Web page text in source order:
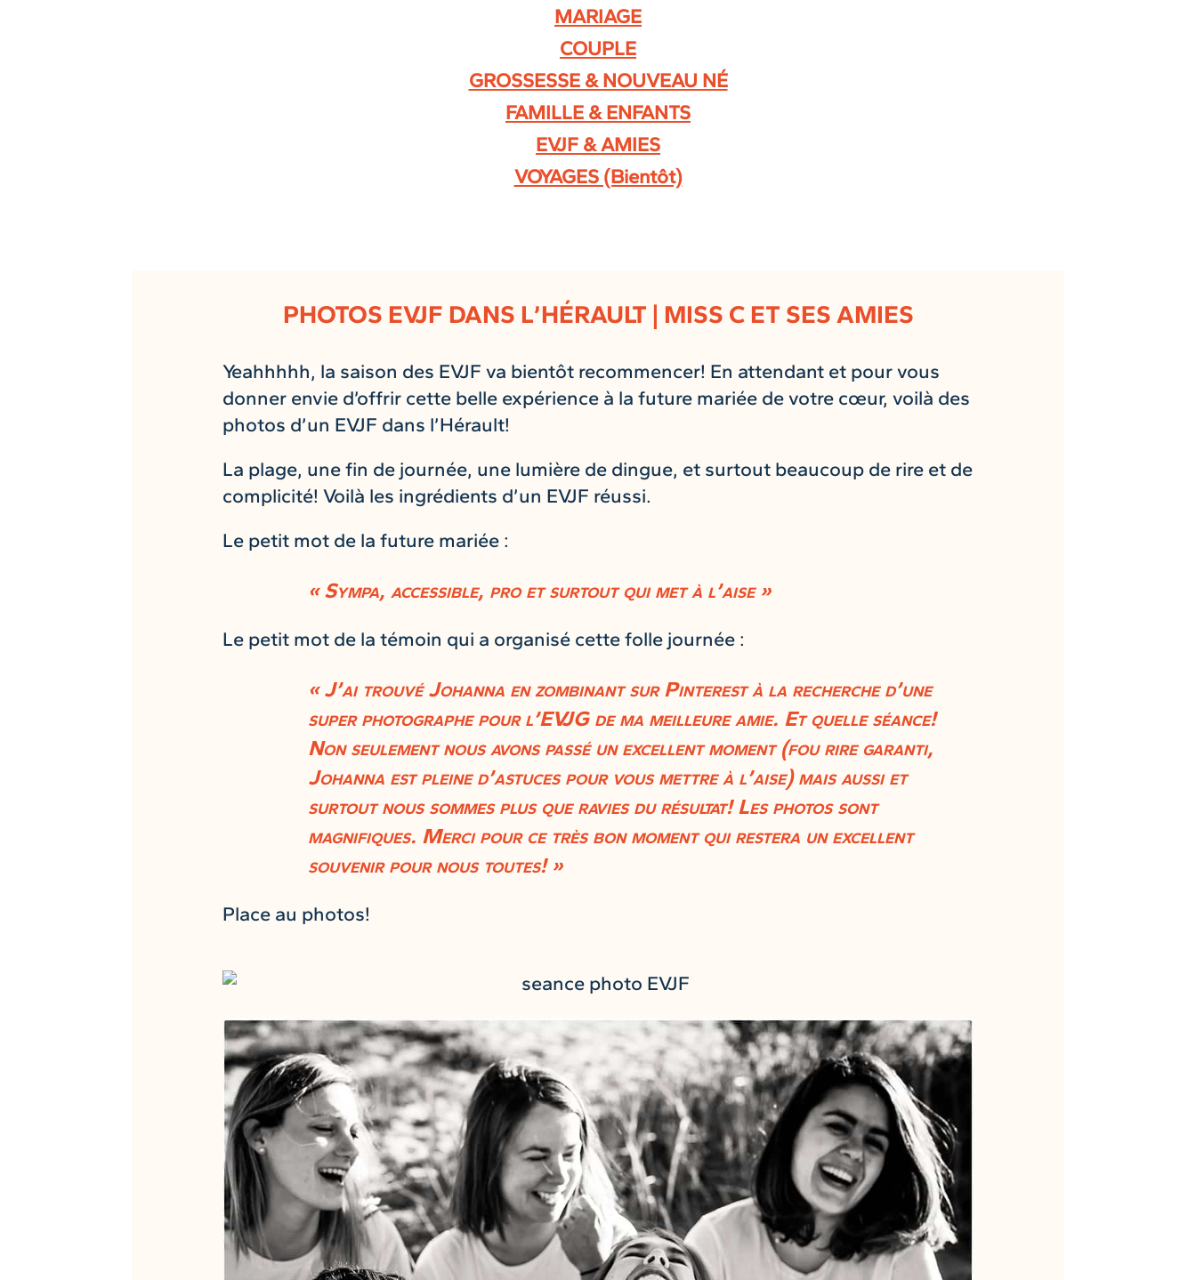
MARIAGE
COUPLE
GROSSESSE & NOUVEAU NÉ
FAMILLE & ENFANTS
EVJF & AMIES
VOYAGES (Bientôt)
PHOTOS EVJF DANS L’HÉRAULT | MISS C ET SES AMIES
Yeahhhhh, la saison des EVJF va bientôt recommencer! En attendant et pour vous
donner envie d’offrir cette belle expérience à la future mariée de votre cœur, voilà des
photos d’un EVJF dans l’Hérault!
La plage, une fin de journée, une lumière de dingue, et surtout beaucoup de rire et de
complicité! Voilà les ingrédients d’un EVJF réussi.
Le petit mot de la future mariée :
« Sympa, accessible, pro et surtout qui met à l’aise »
Le petit mot de la témoin qui a organisé cette folle journée :
« J’ai trouvé Johanna en zombinant sur Pinterest à la recherche d’une
super photographe pour l’EVJG de ma meilleure amie. Et quelle séance!
Non seulement nous avons passé un excellent moment (fou rire garanti,
Johanna est pleine d’astuces pour vous mettre à l’aise) mais aussi et
surtout nous sommes plus que ravies du résultat! Les photos sont
magnifiques. Merci pour ce très bon moment qui restera un excellent
souvenir pour nous toutes! »
Place au photos!